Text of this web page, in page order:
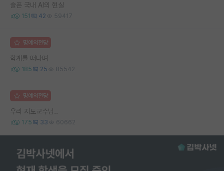
슬픈 국내 AI의 현실
151 42 59417
명예의전당
학계를 떠나며
185 25 85542
명예의전당
우리 지도교수님..
175 33 60662